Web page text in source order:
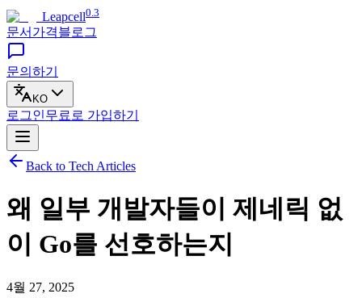
Leapcell0.3
문서 가격블로그
문의하기
KO
로그인무료로 가입하기
Back to Tech Articles
왜 일부 개발자들이 제네릭 없
이 Go를 선호하는지
4월 27, 2025